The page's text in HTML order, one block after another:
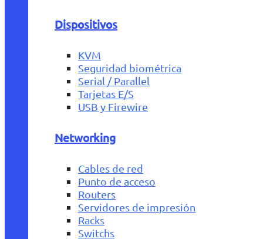
Dispositivos
KVM
Seguridad biométrica
Serial / Parallel
Tarjetas E/S
USB y Firewire
Networking
Cables de red
Punto de acceso
Routers
Servidores de impresión
Racks
Switchs